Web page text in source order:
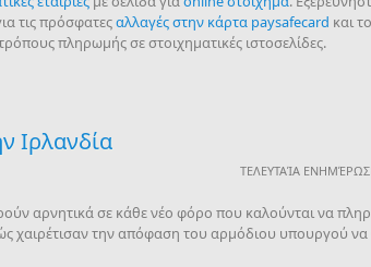
τις πρόσφατεςαλλαγές στην κάρτα paysafecard και
πληρωμής σε στοιχηματικές ιστοσελίδες.
Ιρλανδία
ΤΕΛΕΥΤΑΊΑ
αρνητικά σε κάθε νέο φόρο που καλούνται να
χαιρέτισαν την απόφαση του αρμόδιου υπουργού να